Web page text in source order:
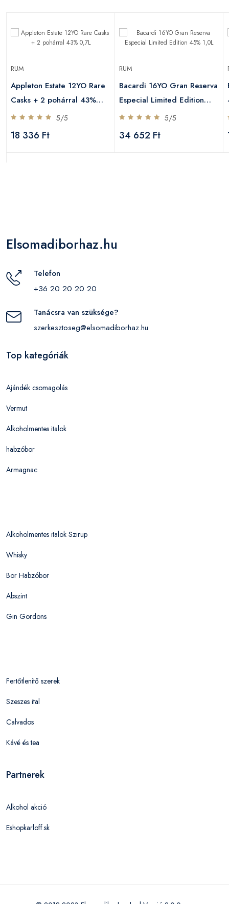
RUM
Appleton Estate 12YO Rare
Casks + 2 pohárral 43%
0,7L
5/5
18 336 Ft
RUM
Bacardi 16YO Gran Reserva
Especial Limited Edition
45% 1,0L
5/5
34 652 Ft
Elsomadiborhaz.hu
Telefon
+36 20 20 20 20
Tanácsra van szüksége?
szerkesztoseg@elsomadiborhaz.hu
Top kategóriák
Ajándék csomagolás
Vermut
Alkoholmentes italok
habzóbor
Armagnac
Alkoholmentes italok Szirup
Whisky
Bor Habzóbor
Abszint
Gin Gordons
Fertőtlenítő szerek
Szeszes ital
Calvados
Kávé és tea
Partnerek
Alkohol akció
Eshopkarloff.sk